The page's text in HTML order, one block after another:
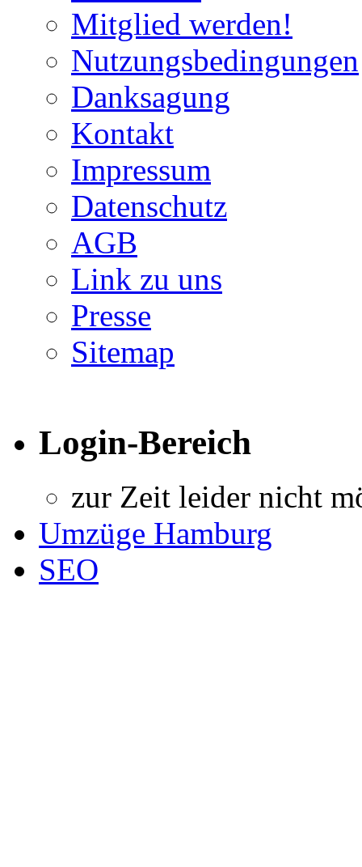
Mitglied werden!
Nutzungsbedingungen
Danksagung
Kontakt
Impressum
Datenschutz
AGB
Link zu uns
Presse
Sitemap
Login-Bereich
zur Zeit leider nicht
Umzüge Hamburg
SEO